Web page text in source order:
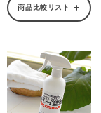
商品比較リスト